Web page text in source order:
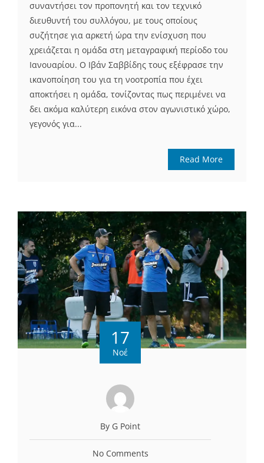
συναντήσει τον προπονητή και τον τεχνικό
διευθυντή του συλλόγου, με τους οποίους
συζήτησε για αρκετή ώρα την ενίσχυση που
χρειάζεται η ομάδα στη μεταγραφική περίοδο του
Ιανουαρίου. Ο Ιβάν Σαββίδης τους εξέφρασε την
ικανοποίηση του για τη νοοτροπία που έχει
αποκτήσει η ομάδα, τονίζοντας πως περιμένει να
δει ακόμα καλύτερη εικόνα στον αγωνιστικό χώρο,
γεγονός για...
Read More
17
Νοέ
By G Point
No Comments